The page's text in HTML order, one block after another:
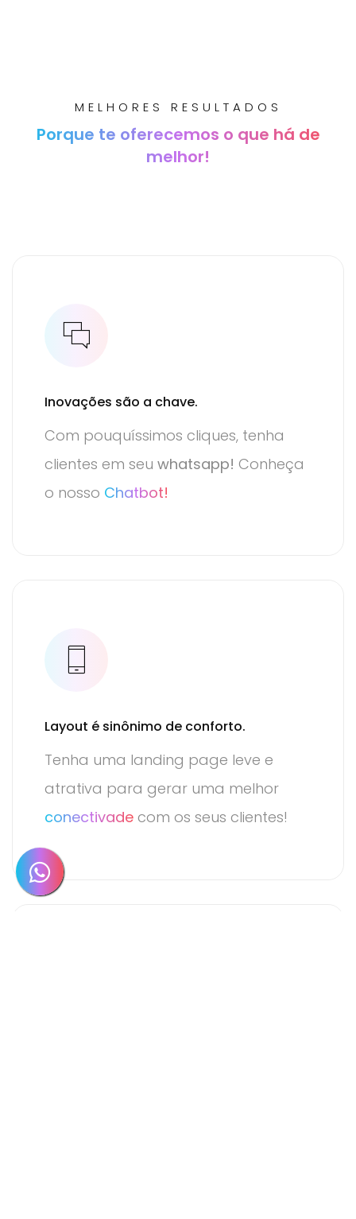
MELHORES RESULTADOS
Porque te oferecemos o que há de
melhor!
Inovações são a chave.
Com pouquíssimos cliques, tenha
clientes em seu whatsapp! Conheça
o nosso Chatbot!
Layout é sinônimo de conforto.
Tenha uma landing page leve e
atrativa para gerar uma melhor
conectivade com os seus clientes!